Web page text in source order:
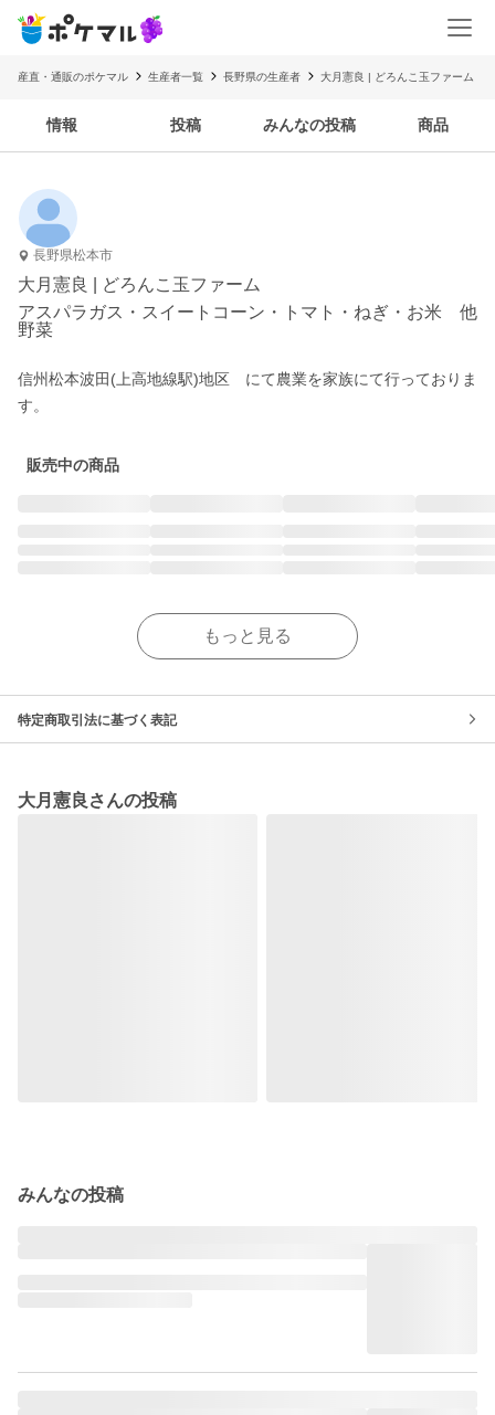
産直・通販のポケマル 生産者一覧 長野県の生産者 大月憲良 | どろんこ玉ファーム
情報 投稿 みんなの投稿 商品
長野県松本市
大月憲良 | どろんこ玉ファーム
アスパラガス・スイートコーン・トマト・ねぎ・お米 他
野菜
信州松本波田(上高地線駅)地区　にて農業を家族にて行っておりま
す。
販売中の商品
もっと見る
特定商取引法に基づく表記
大月憲良さんの投稿
みんなの投稿